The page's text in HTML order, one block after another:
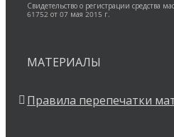
Свидетельство о регистрации средства
61752 от 07 мая 2015 г.
МАТЕРИАЛЫ
Правила перепечатки